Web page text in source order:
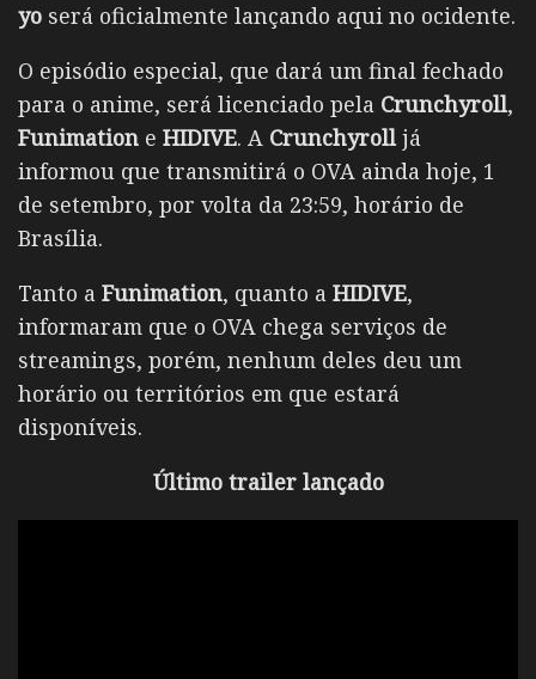
yo será oficialmente lançando aqui no ocidente.
O episódio especial, que dará um final fechado
para o anime, será licenciado pela Crunchyroll,
Funimation e HIDIVE. A Crunchyrolljá
informou que transmitirá o OVA ainda hoje, 1
de setembro, por volta da 23:59, horário de
Brasília.
Tanto a Funimation, quanto a HIDIVE,
informaram que o OVA chega serviços de
streamings, porém, nenhum deles deu um
horário ou territórios em que estará
disponíveis.
Último trailer lançado